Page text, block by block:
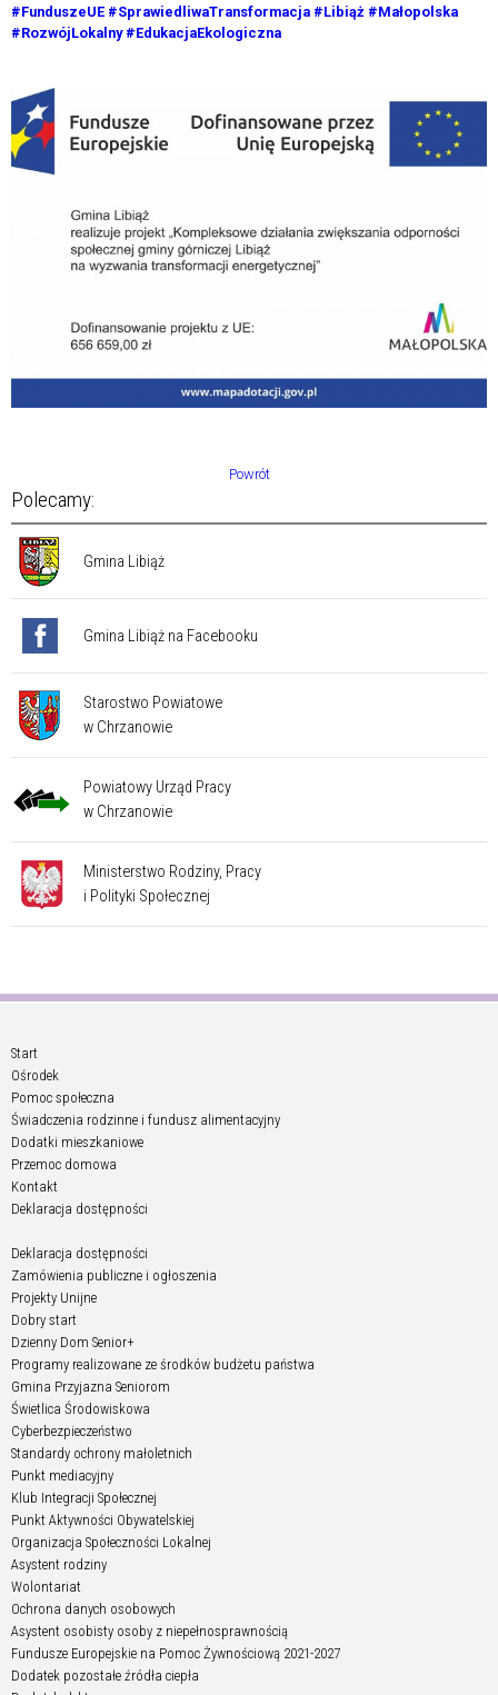
#FunduszeUE #SprawiedliwaTransformacja #Libiąż #Małopolska
#RozwójLokalny #EdukacjaEkologiczna
Powrót
Polecamy:
Gmina Libiąż
Gmina Libiąż na Facebooku
Starostwo Powiatowe
w Chrzanowie
Powiatowy Urząd Pracy
w Chrzanowie
Ministerstwo Rodziny, Pracy
i Polityki Społecznej
Start
Ośrodek
Pomoc społeczna
Świadczenia rodzinne i fundusz alimentacyjny
Dodatki mieszkaniowe
Przemoc domowa
Kontakt
Deklaracja dostępności
Deklaracja dostępności
Zamówienia publiczne i ogłoszenia
Projekty Unijne
Dobry start
Dzienny Dom Senior+
Programy realizowane ze środków budżetu państwa
Gmina Przyjazna Seniorom
Świetlica Środowiskowa
Cyberbezpieczeństwo
Standardy ochrony małoletnich
Punkt mediacyjny
Klub Integracji Społecznej
Punkt Aktywności Obywatelskiej
Organizacja Społeczności Lokalnej
Asystent rodziny
Wolontariat
Ochrona danych osobowych
Asystent osobisty osoby z niepełnosprawnością
Fundusze Europejskie na Pomoc Żywnościową 2021-2027
Dodatek pozostałe źródła ciepła